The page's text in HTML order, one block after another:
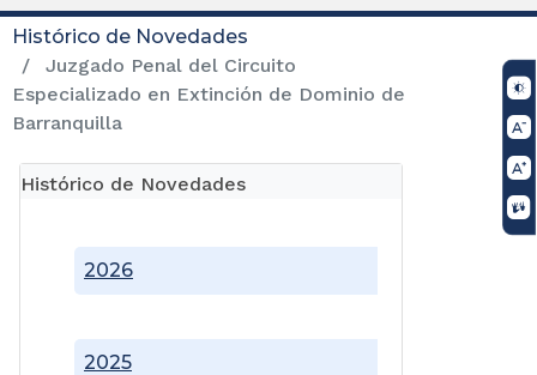
Histórico de Novedades
Juzgado Penal del Circuito
Especializado en Extinción de Dominio de
Barranquilla
Histórico de Novedades
2025
2026